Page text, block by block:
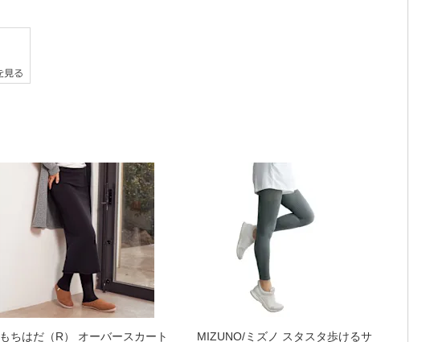
もちはだ（R） オーバースカート
MIZUNO/ミズノ スタスタ歩けるサ